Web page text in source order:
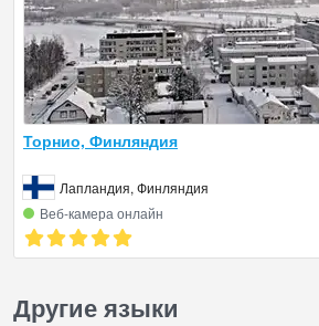
Торнио, Финляндия
Лапландия, Финляндия
Веб‑камера онлайн
Другие языки